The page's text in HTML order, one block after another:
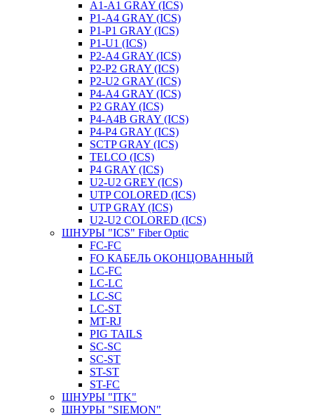
A1-A1 GRAY (ICS)
P1-A4 GRAY (ICS)
P1-P1 GRAY (ICS)
P1-U1 (ICS)
P2-A4 GRAY (ICS)
P2-P2 GRAY (ICS)
P2-U2 GRAY (ICS)
P4-A4 GRAY (ICS)
P2 GRAY (ICS)
P4-A4B GRAY (ICS)
P4-P4 GRAY (ICS)
SCTP GRAY (ICS)
TELCO (ICS)
P4 GRAY (ICS)
U2-U2 GREY (ICS)
UTP COLORED (ICS)
UTP GRAY (ICS)
U2-U2 COLORED (ICS)
ШНУРЫ "ICS" Fiber Optic
FC-FC
FO КАБЕЛЬ ОКОНЦОВАННЫЙ
LC-FC
LC-LC
LC-SC
LС-ST
MT-RJ
PIG TAILS
SC-SC
SC-ST
ST-ST
ST-FC
ШНУРЫ "ITK"
ШНУРЫ "SIEMON"